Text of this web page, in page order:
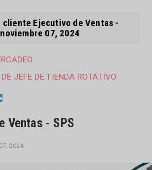
Ejecutivo de Ventas -
07, 2024
JEFE DE TIENDA ROTATIVO
Ventas - SPS
2024